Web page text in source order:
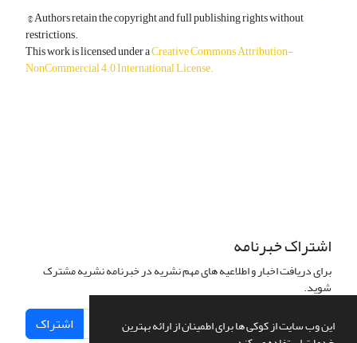
این وب سایت از کوکی ها برای اطمینان از ارائه بهترین
© Authors retain the copyright and full publishing rights without
restrictions.
This work is licensed under aCreative Commons Attribution-
NonCommercial 4.0 International License.
اشتراک خبرنامه
برای دریافت اخبار و اطلاعیه های مهم نشریه در خبرنامه نشریه مشترک
شوید.
اشتراک